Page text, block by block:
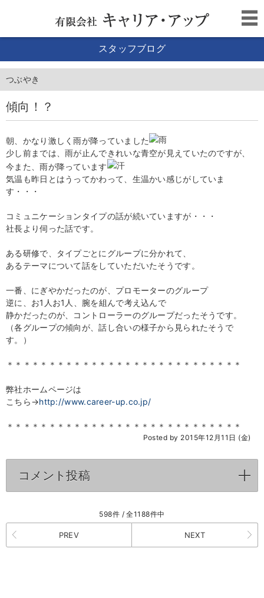
スタッフブログ
つぶやき
傾向！？
朝、かなり激しく雨が降っていました
少し前までは、雨が止んできれいな青空が見えていたのですが、
今また、雨が降っています
気温も昨日とはうってかわって、生温かい感じがしていま
す・・・
コミュニケーションタイプの話が続いていますが・・・
社長より伺った話です。
ある研修で、タイプごとにグループに分かれて、
あるテーマについて話をしていただいたそうです。
一番、にぎやかだったのが、プロモーターのグループ
逆に、お1人お1人、腕を組んで考え込んで
静かだったのが、コントローラーのグループだったそうです。
（各グループの傾向が、話し合いの様子から見られたそうで
す。）
＊＊＊＊＊＊＊＊＊＊＊＊＊＊＊＊＊＊＊＊＊＊＊＊＊＊＊＊
弊社ホームページは
こちら→http://www.career-up.co.jp/
＊＊＊＊＊＊＊＊＊＊＊＊＊＊＊＊＊＊＊＊＊＊＊＊＊＊＊＊
Posted by 2015年12月11日 (金)
コメント投稿
598件 / 全1188件中
PREV NEXT